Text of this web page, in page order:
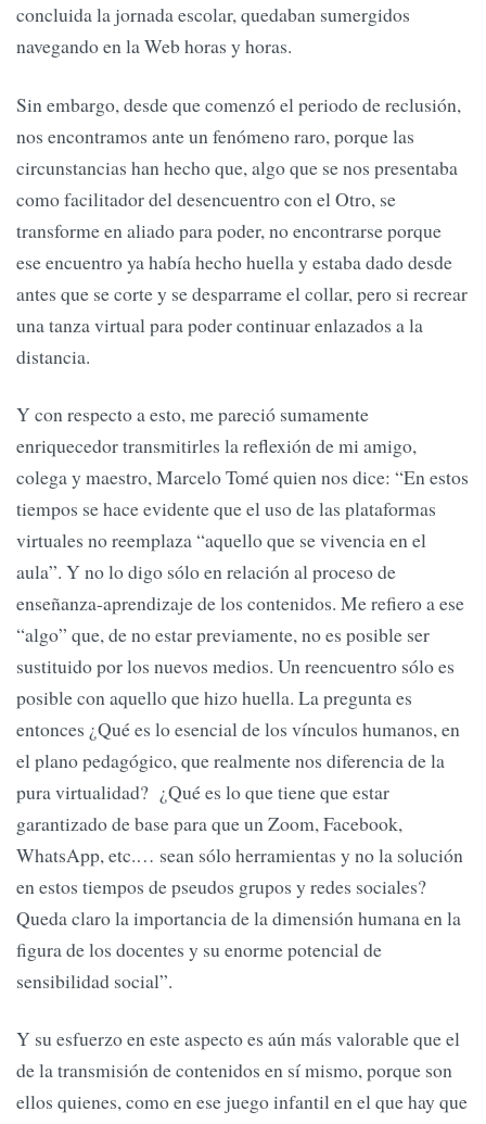
concluida la jornada escolar, quedaban sumergidos
navegando en la Web horas y horas.
Sin embargo, desde que comenzó el periodo de reclusión,
nos encontramos ante un fenómeno raro, porque las
circunstancias han hecho que, algo que se nos presentaba
como facilitador del desencuentro con el Otro, se
transforme en aliado para poder, no encontrarse porque
ese encuentro ya había hecho huella y estaba dado desde
antes que se corte y se desparrame el collar, pero si recrear
una tanza virtual para poder continuar enlazados a la
distancia.
Y con respecto a esto, me pareció sumamente
enriquecedor transmitirles la reflexión de mi amigo,
colega y maestro, Marcelo Tomé quien nos dice: “En estos
tiempos se hace evidente que el uso de las plataformas
virtuales no reemplaza “aquello que se vivencia en el
aula”. Y no lo digo sólo en relación al proceso de
enseñanza-aprendizaje de los contenidos. Me refiero a ese
“algo” que, de no estar previamente, no es posible ser
sustituido por los nuevos medios. Un reencuentro sólo es
posible con aquello que hizo huella. La pregunta es
entonces ¿Qué es lo esencial de los vínculos humanos, en
el plano pedagógico, que realmente nos diferencia de la
pura virtualidad? ¿Qué es lo que tiene que estar
garantizado de base para que un Zoom, Facebook,
WhatsApp, etc.… sean sólo herramientas y no la solución
en estos tiempos de pseudos grupos y redes sociales?
Queda claro la importancia de la dimensión humana en la
figura de los docentes y su enorme potencial de
sensibilidad social”.
Y su esfuerzo en este aspecto es aún más valorable que el
de la transmisión de contenidos en sí mismo, porque son
ellos quienes, como en ese juego infantil en el que hay que